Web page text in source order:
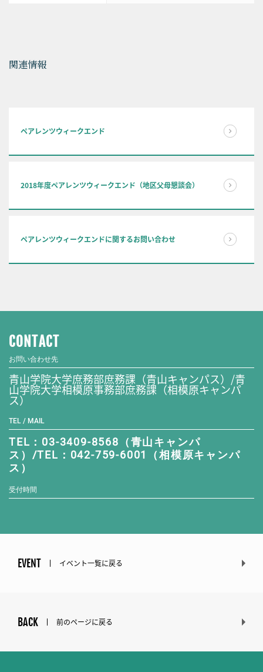
関連情報
ペアレンツウィークエンド
2018年度ペアレンツウィークエンド（地区父母懇談会）
ペアレンツウィークエンドに関するお問い合わせ
CONTACT
お問い合わせ先
青山学院大学庶務部庶務課（青山キャンパス）/青
山学院大学相模原事務部庶務課（相模原キャンパ
ス）
TEL / MAIL
TEL：03-3409-8568（青山キャンパ
ス）/TEL：042-759-6001（相模原キャンパ
ス）
受付時間
EVENT イベント一覧に戻る
BACK 前のページに戻る